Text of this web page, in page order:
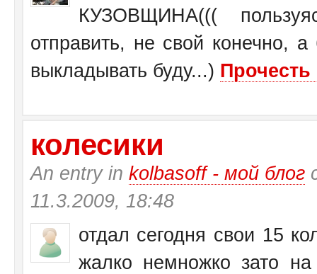
КУЗОВЩИНА(((
отправить, не свой конечно,
выкладывать буду...)
колесики
An entry in kolbasoff - мой блог
11.3.2009, 18:48
отдал сегодня свои 15
жалко немножко зато